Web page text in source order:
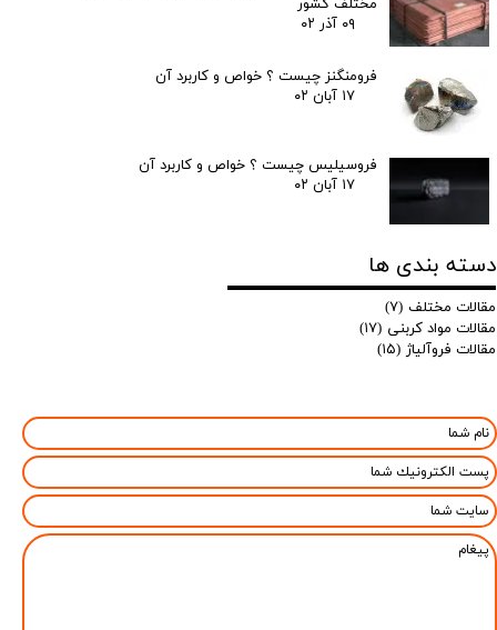
مختلف کشور
۰۹ آذر ۰۲
فرومنگنز چیست ؟ خواص و کاربرد آن
۱۷ آبان ۰۲
فروسیلیس چیست ؟ خواص و کاربرد آن
۱۷ آبان ۰۲
دسته بندی ها
مقالات مختلف (۷)
مقالات مواد کربنی (۱۷)
مقالات فروآلیاژ (۱۵)